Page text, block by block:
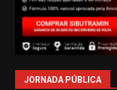
JORNADA PÚBLICA